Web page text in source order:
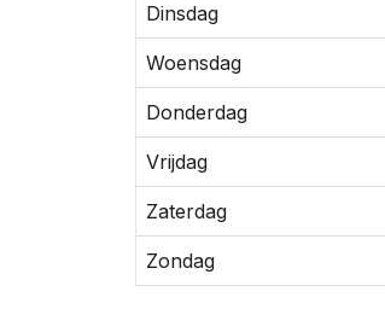
Dinsdag
Woensdag
Donderdag
Vrijdag
Zaterdag
Zondag